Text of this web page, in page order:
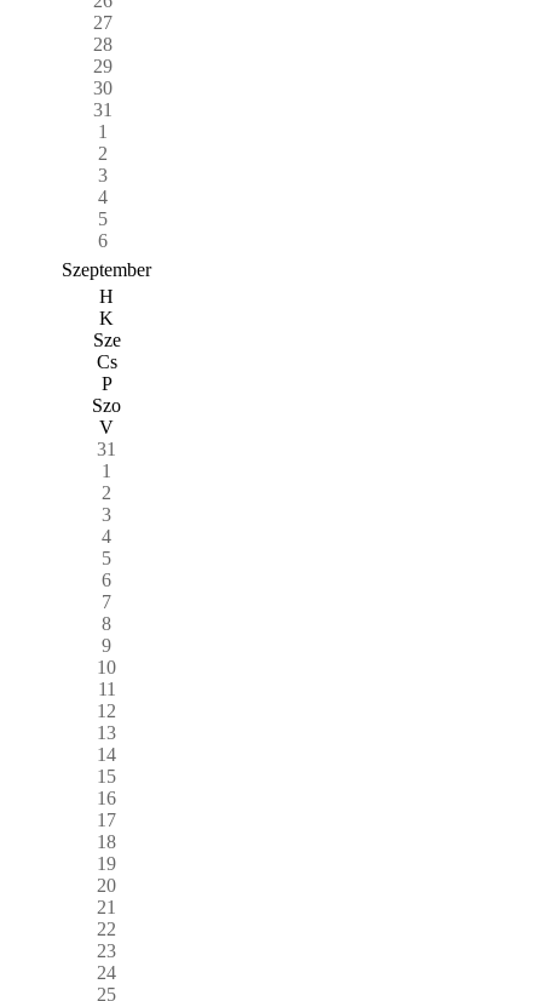
27
28
29
30
31
1
2
3
4
5
6
Szeptember
H
K
Sze
Cs
P
Szo
V
31
1
2
3
4
5
6
7
8
9
10
11
12
13
14
15
16
17
18
19
20
21
22
23
24
25